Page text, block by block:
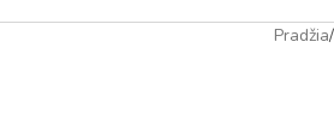
Pradžia/